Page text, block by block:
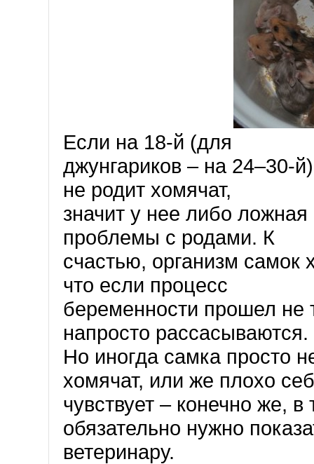
Если на 18-й (для
джунгариков – на 24–30-
не родит хомячат,
значит у нее либо
проблемы с родами. К
счастью, организм самок
что если процесс
беременности прошел не
напросто рассасываются.
Но иногда самка просто
хомячат, или же плохо
чувствует – конечно же,
обязательно нужно
ветеринару.